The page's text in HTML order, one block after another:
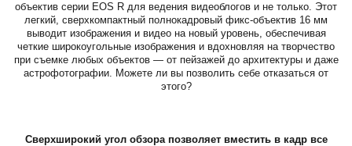
объектив серии EOS R для ведения видеоблогов и не только. Этот
легкий, сверхкомпактный полнокадровый фикс-объектив 16 мм
выводит изображения и видео на новый уровень, обеспечивая
четкие широкоугольные изображения и вдохновляя на творчество
при съемке любых объектов — от пейзажей до архитектуры и даже
астрофотографии. Можете ли вы позволить себе отказаться от
этого?
Сверхширокий угол обзора позволяет вместить в кадр все